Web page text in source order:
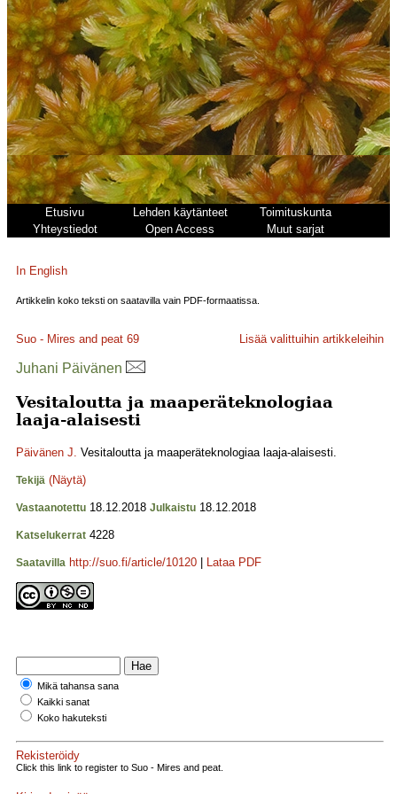
Etusivu Lehden käytänteet
Toimituskunta
Yhteystiedot
Open Access Muut sarjat
In English
Artikkelin koko teksti on saatavilla vain PDF-formaatissa.
Suo - Mires and peat 69 Lisää valittuihin artikkeleihin
Juhani Päivänen
Vesitaloutta ja maaperäteknologiaa
laaja-alaisesti
Päivänen J. Vesitaloutta ja maaperäteknologiaa laaja-alaisesti.
Tekijä (Näytä)
Vastaanotettu 18.12.2018 Julkaistu 18.12.2018
Katselukerrat 4228
Saatavilla http://suo.fi/article/10120 Lataa PDF
Mikä tahansa sana
Kaikki sanat
Koko hakuteksti
Rekisteröidy
Click this link to register to Suo - Mires and peat.